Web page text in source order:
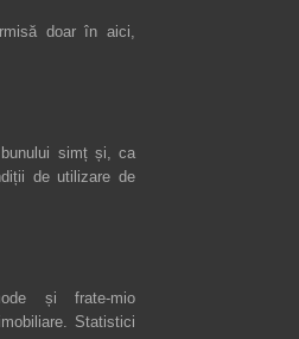
doar în aici,
simț și, ca
de utilizare de
și frate-mio
. Statistici